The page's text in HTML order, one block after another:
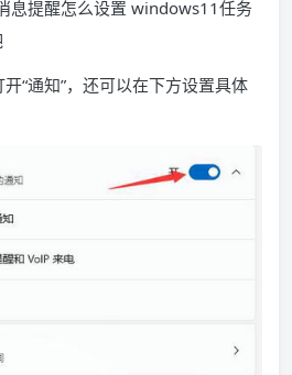
“通知”，还可以在下方设置具体